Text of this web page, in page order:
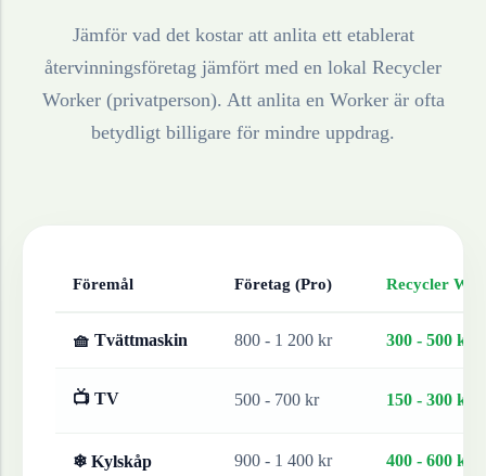
Jämför vad det kostar att anlita ett etablerat
återvinningsföretag jämfört med en lokal Recycler
Worker (privatperson). Att anlita en Worker är ofta
betydligt billigare för mindre uppdrag.
Föremål Företag (Pro) Recycler
🧺 Tvättmaskin 800 - 1 200 kr 300 - 500 kr
📺 TV 500 - 700 kr 150 - 300 kr
❄ Kylskåp 900 - 1 400 kr 400 - 600 kr